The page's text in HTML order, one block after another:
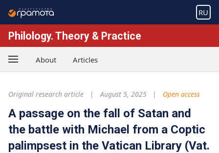
RU
Philology. Theory & Practice
About Articles
Original research article August 5, 2025 Open access
A passage on the fall of Satan and
the battle with Michael from a Coptic
palimpsest in the Vatican Library (Vat.